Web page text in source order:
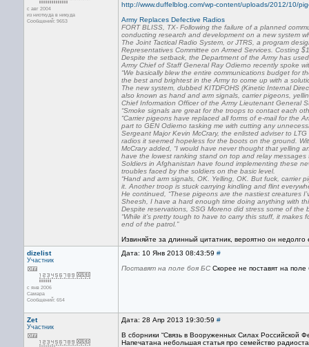
с авг 2004
из ниоткуда в никуда
Сообщений: 9653
http://www.duffelblog.com/wp-content/uploads/2012/10/
Army Replaces Defective Radios
FORT BLISS, TX- Following the failure of a planned
conducting research and development on a new system
The Joint Tactical Radio System, or JTRS, a program
Representatives Committee on Armed Services. Costing
Despite the setback, the Department of the Army has
Army Chief of Staff General Ray Odierno recently spoke
“We basically blew the entire communications budget for
the best and brightest in the Army to come up with a
The new system, dubbed KITDFOHS (Kinetic Internal
also known as hand and arm signals, carrier pigeons,
Chief Information Officer of the Army Lieutenant General
“Smoke signals are great for the troops to contact each
“Carrier pigeons have replaced all forms of e-mail for the
part to GEN Odierno tasking me with cutting any
Sergeant Major Kevin McCrary, the enlisted adviser to
radios it seemed hopeless for the boots on the ground.
McCrary added, “I would have never thought that yelling
have the lowest ranking stand on top and relay
Soldiers in Afghanistan have found implementing these
troubles faced by the soldiers on the basic level.
“Hand and arm signals, OK. Yelling, OK. But fuck,
it. Another troop is stuck carrying kindling and flint
He continued, “These pigeons are the nastiest creatures
Sheesh, I have a hard enough time doing anything with
Despite reservations, SSG Moreno did stress some of the
“While it’s pretty tough to have to carry this stuff, it
end of the patrol.”
Извиняйте за длинный цитатник, вероятно он недолго
dizelist
Участник
с янв 2006
Самара
Сообщений: 654
Дата: 10 Янв 2013 08:43:59 #
Поставят на поле боя БС Скорее не поставят на
Zet
Участник
Дата: 28 Апр 2013 19:30:59 #
В сборники “Связь в Вооруженных Силах Российской
Напечатана небольшая статья про семейство